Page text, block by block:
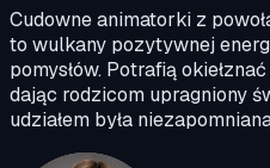
Cudowne animatorki z
to wulkany pozytywnej
pomysłów. Potrafią
dając rodzicom upragniony
udziałem była